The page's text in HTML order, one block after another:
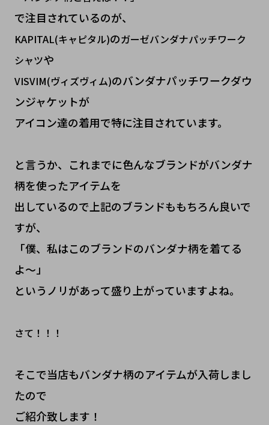
で注目されているのが、
KAPITAL(キャピタル)のガーゼバンダナパッチワーク
シャツや
VISVIM(ヴィズヴィム)のバンダナパッチワークダウ
ンジャケットが
アイコン達の着用で特に注目されています。
と言うか、これまでに色んなブランドがバンダナ
柄を使ったアイテムを
出しているので上記のブランドももちろん良いで
すが、
「僕、私はこのブランドのバンダナ柄を着てる
よ〜」
というノリがあって盛り上がっていますよね。
さて！！！
そこで当店もバンダナ柄のアイテムが入荷しまし
たので
ご紹介致します！